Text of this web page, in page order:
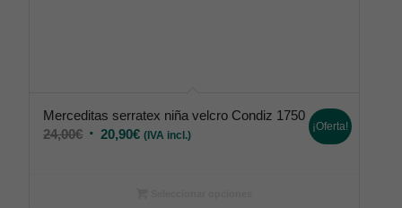
Merceditas serratex niña velcro Condiz 1750
24,00€ 20,90€ (IVA incl.)
¡Oferta!